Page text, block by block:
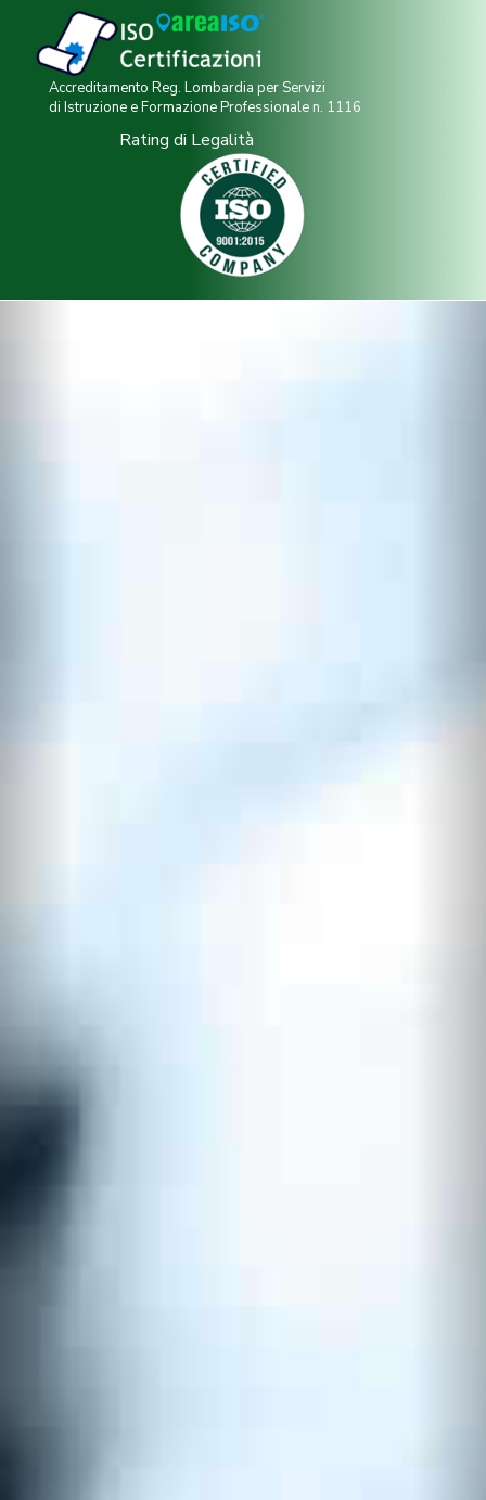
Accreditamento Reg. Lombardia per Servizi
di Istruzione e Formazione Professionale n. 1116
Rating di Legalità